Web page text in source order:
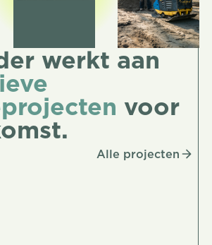
werkt aan
voor
Alle projecten
Alle projecten